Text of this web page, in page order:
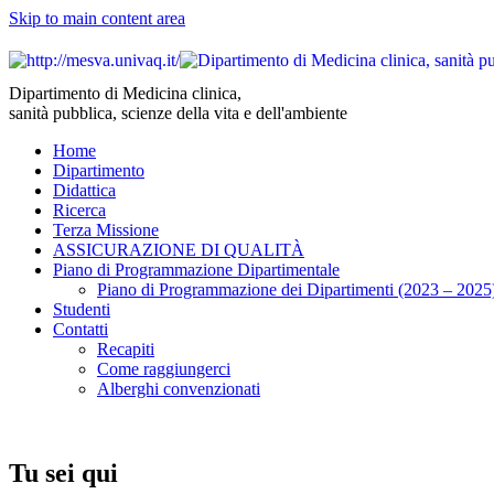
Skip to main content area
Dipartimento di Medicina clinica,
sanità pubblica, scienze della vita e dell'ambiente
Home
Dipartimento
Didattica
Ricerca
Terza Missione
ASSICURAZIONE DI QUALITÀ
Piano di Programmazione Dipartimentale
Piano di Programmazione dei Dipartimenti (2023 –
Studenti
Contatti
Recapiti
Come raggiungerci
Alberghi convenzionati
Tu sei qui